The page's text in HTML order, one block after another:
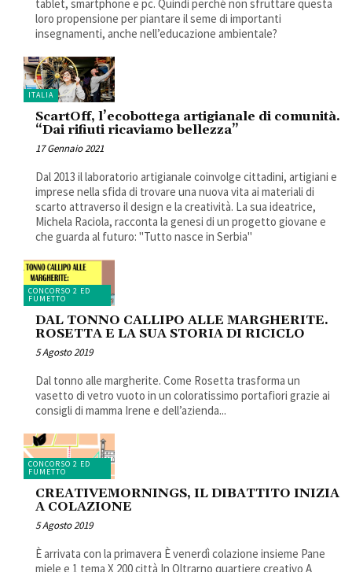
tablet, smartphone e pc. Quindi perché non sfruttare questa
loro propensione per piantare il seme di importanti
insegnamenti, anche nell’educazione ambientale?
ITALIA
ScartOff, l’ecobottega artigianale di comunità.
“Dai rifiuti ricaviamo bellezza”
17 Gennaio 2021
Dal 2013 il laboratorio artigianale coinvolge cittadini, artigiani e
imprese nella sfida di trovare una nuova vita ai materiali di
scarto attraverso il design e la creatività. La sua ideatrice,
Michela Raciola, racconta la genesi di un progetto giovane e
che guarda al futuro: "Tutto nasce in Serbia"
CONCORSO 2 ED
FUMETTO
DAL TONNO CALLIPO ALLE MARGHERITE.
ROSETTA E LA SUA STORIA DI RICICLO
5 Agosto 2019
Dal tonno alle margherite. Come Rosetta trasforma un
vasetto di vetro vuoto in un coloratissimo portafiori grazie ai
consigli di mamma Irene e dell’azienda...
CONCORSO 2 ED
FUMETTO
CREATIVEMORNINGS, IL DIBATTITO INIZIA
A COLAZIONE
5 Agosto 2019
È arrivata con la primavera È venerdì colazione insieme Pane
miele e 1 tema X 200 città In Oltrarno quartiere creativo A